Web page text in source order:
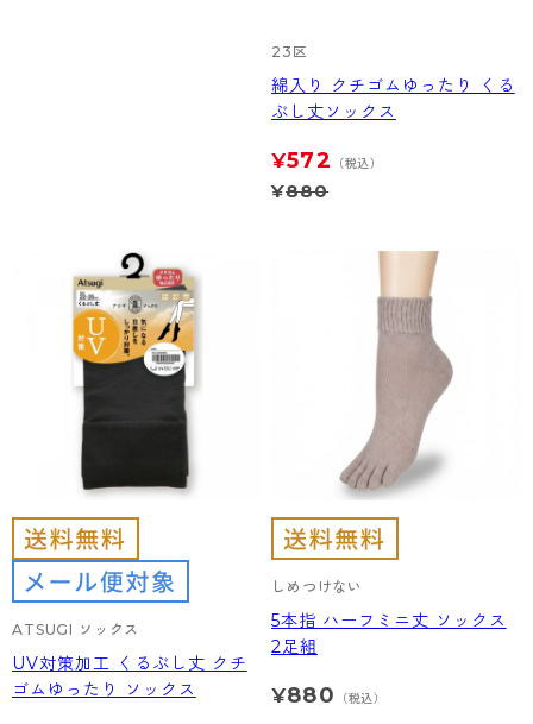
23区
綿入り クチゴムゆったり くる
ぶし丈ソックス
¥572 （税込）
¥880
ATSUGI ソックス
UV対策加工 くるぶし丈 クチ
ゴムゆったり ソックス
しめつけない
5本指 ハーフミニ丈 ソックス
2足組
¥880 （税込）